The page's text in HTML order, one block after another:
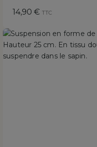
Prix
14,90 € TTC